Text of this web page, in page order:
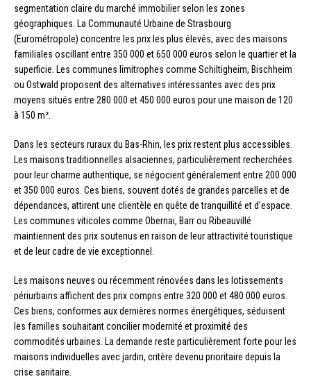
segmentation claire du marché immobilier selon les zones
géographiques. La Communauté Urbaine de Strasbourg
(Eurométropole) concentre les prix les plus élevés, avec des maisons
familiales oscillant entre 350 000 et 650 000 euros selon le quartier et la
superficie. Les communes limitrophes comme Schiltigheim, Bischheim
ou Ostwald proposent des alternatives intéressantes avec des prix
moyens situés entre 280 000 et 450 000 euros pour une maison de 120
à 150 m².
Dans les secteurs ruraux du Bas-Rhin, les prix restent plus accessibles.
Les maisons traditionnelles alsaciennes, particulièrement recherchées
pour leur charme authentique, se négocient généralement entre 200 000
et 350 000 euros. Ces biens, souvent dotés de grandes parcelles et de
dépendances, attirent une clientèle en quête de tranquillité et d’espace.
Les communes viticoles comme Obernai, Barr ou Ribeauvillé
maintiennent des prix soutenus en raison de leur attractivité touristique
et de leur cadre de vie exceptionnel.
Les maisons neuves ou récemment rénovées dans les lotissements
périurbains affichent des prix compris entre 320 000 et 480 000 euros.
Ces biens, conformes aux dernières normes énergétiques, séduisent
les familles souhaitant concilier modernité et proximité des
commodités urbaines. La demande reste particulièrement forte pour les
maisons individuelles avec jardin, critère devenu prioritaire depuis la
crise sanitaire.